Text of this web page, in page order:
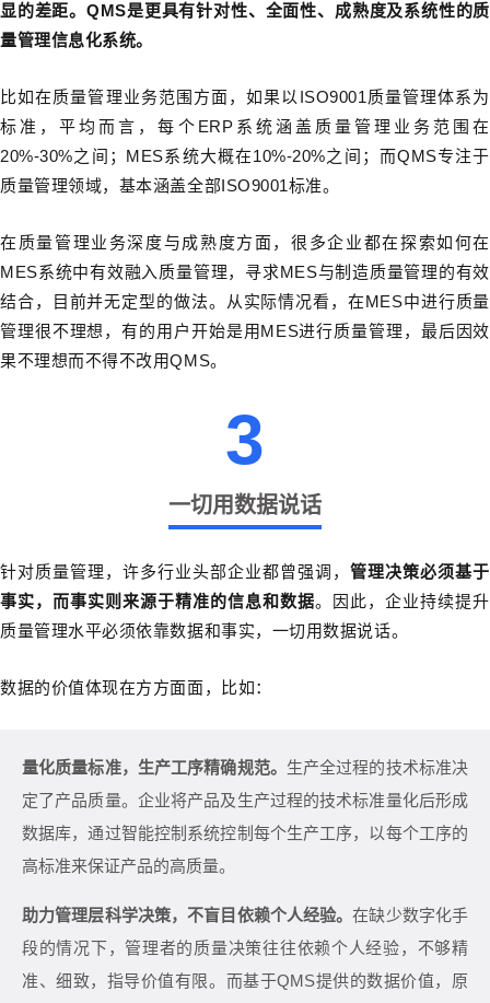
显的差距。QMS是更具有针对性、全面性、成熟度及系统性的质
量管理信息化系统。
比如在质量管理业务范围方面，如果以ISO9001质量管理体系为
标准，平均而言，每个ERP系统涵盖质量管理业务范围在
20%-30%之间；MES系统大概在10%-20%之间；而QMS专注于
质量管理领域，基本涵盖全部ISO9001标准。
在质量管理业务深度与成熟度方面，很多企业都在探索如何在
MES系统中有效融入质量管理，寻求MES与制造质量管理的有效
结合，目前并无定型的做法。从实际情况看，在MES中进行质量
管理很不理想，有的用户开始是用MES进行质量管理，最后因效
果不理想而不得不改用QMS。
3
一切用数据说话
针对质量管理，许多行业头部企业都曾强调，管理决策必须基于
事实，而事实则来源于精准的信息和数据。因此，企业持续提升
质量管理水平必须依靠数据和事实，一切用数据说话。
数据的价值体现在方方面面，比如：
量化质量标准，生产工序精确规范。 生产全过程的技术标准决
定了产品质量。企业将产品及生产过程的技术标准量化后形成
数据库，通过智能控制系统控制每个生产工序，以每个工序的
高标准来保证产品的高质量。
助力管理层科学决策，不盲目依赖个人经验。在缺少数字化手
段的情况下，管理者的质量决策往往依赖个人经验，不够精
准、细致，指导价值有限。而基于QMS提供的数据价值，原